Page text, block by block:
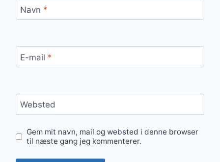
Navn *
E-mail *
Websted
Gem mit navn, mail og websted i denne browser
til næste gang jeg kommenterer.